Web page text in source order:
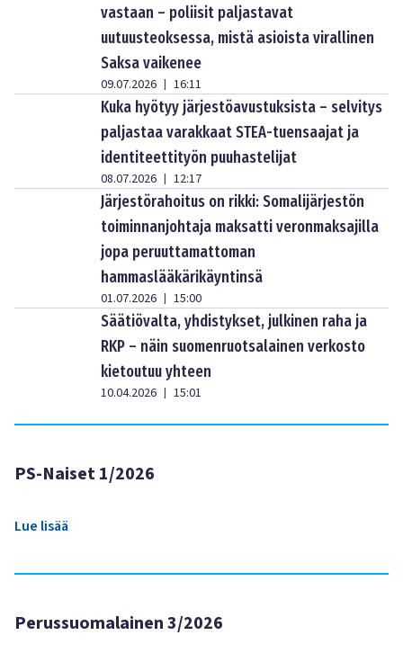
vastaan – poliisit paljastavat
uutuusteoksessa, mistä asioista virallinen
Saksa vaikenee
09.07.2026 | 16:11
Kuka hyötyy järjestöavustuksista – selvitys
paljastaa varakkaat STEA-tuensaajat ja
identiteettityön puuhastelijat
08.07.2026 | 12:17
Järjestörahoitus on rikki: Somalijärjestön
toiminnanjohtaja maksatti veronmaksajilla
jopa peruuttamattoman
hammaslääkärikäyntinsä
01.07.2026 | 15:00
Säätiövalta, yhdistykset, julkinen raha ja
RKP – näin suomenruotsalainen verkosto
kietoutuu yhteen
10.04.2026 | 15:01
PS-Naiset 1/2026
Lue lisää
Perussuomalainen 3/2026